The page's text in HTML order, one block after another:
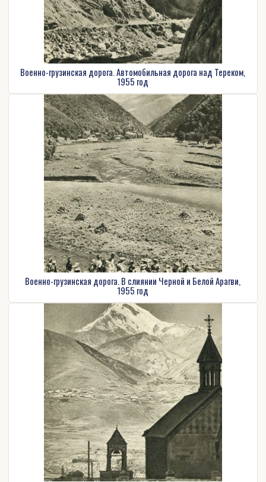
Военно-грузинская дорога. Автомобильная дорога над Тереком,
1955 год
Военно-грузинская дорога. В слиянии Черной и Белой Арагви,
1955 год